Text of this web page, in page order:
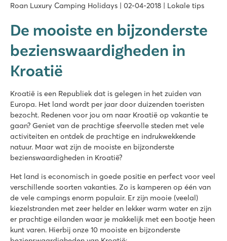
Roan Luxury Camping Holidays | 02-04-2018 | Lokale tips
De mooiste en bijzonderste
bezienswaardigheden in
Kroatië
Kroatië is een Republiek dat is gelegen in het zuiden van
Europa. Het land wordt per jaar door duizenden toeristen
bezocht. Redenen voor jou om naar Kroatië op vakantie te
gaan? Geniet van de prachtige sfeervolle steden met vele
activiteiten en ontdek de prachtige en indrukwekkende
natuur. Maar wat zijn de mooiste en bijzonderste
bezienswaardigheden in Kroatië?
Het land is economisch in goede positie en perfect voor veel
verschillende soorten vakanties. Zo is kamperen op één van
de vele campings enorm populair. Er zijn mooie (veelal)
kiezelstranden met zeer helder en lekker warm water en zijn
er prachtige eilanden waar je makkelijk met een bootje heen
kunt varen. Hierbij onze 10 mooiste en bijzonderste